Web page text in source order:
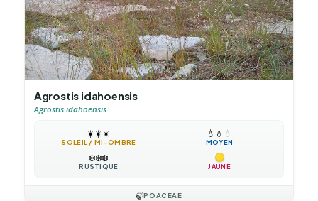
Agrostis idahoensis
Agrostis idahoensis
☀️☀️☀️
SOLEIL / MI-OMBRE
💧 💧 💧
MOYEN
❄️❄️❄️
RUSTIQUE JAUNE
🍃POACEAE